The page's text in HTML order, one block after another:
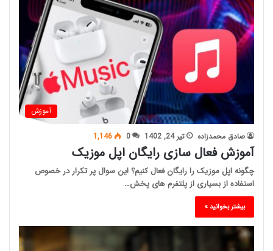
آموزش
صادق محمدزاده تیر 24, 1402 0
1,146
آموزش فعال سازی رایگان اپل موزیک
چگونه اپل موزیک را رایگان فعال کنیم؟ این سوال پر تکرار در خصوص
استفاده از بسیاری از پلتفرم های پخش…
بیشتر بخوانید »